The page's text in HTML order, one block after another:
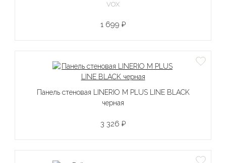
VOX
1 699 ₽
Панель стеновая LINERIO M PLUS LINE BLACK
черная
3 326 ₽